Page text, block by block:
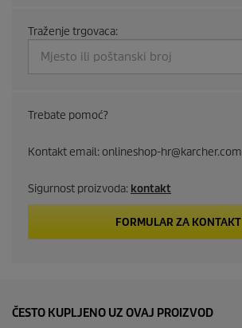
d
u
p
r
i
Traženje trgovaca:
Trebate pomoć?
Kontakt email: onlineshop-hr@karcher.com
Sigurnost proizvoda: kontakt
FORMULAR ZA KONTAKT
ČESTO KUPLJENO UZ OVAJ PROIZVOD